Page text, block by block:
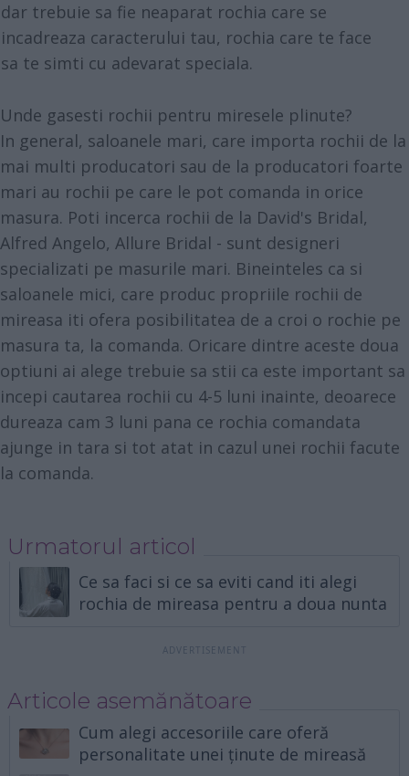
dar trebuie sa fie neaparat rochia care se
incadreaza caracterului tau, rochia care te face
sa te simti cu adevarat speciala.
Unde gasesti rochii pentru miresele plinute?
In general, saloanele mari, care importa rochii de la
mai multi producatori sau de la producatori foarte
mari au rochii pe care le pot comanda in orice
masura. Poti incerca rochii de la David's Bridal,
Alfred Angelo, Allure Bridal - sunt designeri
specializati pe masurile mari. Bineinteles ca si
saloanele mici, care produc propriile rochii de
mireasa iti ofera posibilitatea de a croi o rochie pe
masura ta, la comanda. Oricare dintre aceste doua
optiuni ai alege trebuie sa stii ca este important sa
incepi cautarea rochii cu 4-5 luni inainte, deoarece
dureaza cam 3 luni pana ce rochia comandata
ajunge in tara si tot atat in cazul unei rochii facute
la comanda.
Urmatorul articol
Ce sa faci si ce sa eviti cand iti alegi
rochia de mireasa pentru a doua nunta
Articole asemănătoare
Cum alegi accesoriile care oferă
personalitate unei ținute de mireasă